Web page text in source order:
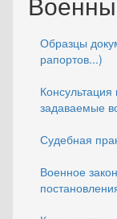
Образцы
рапортов...)
задаваемые
Судебная
Военное